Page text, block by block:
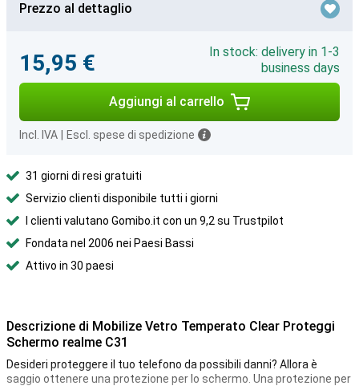
Prezzo al dettaglio
15,95 €
In stock: delivery in 1-3
business days
Aggiungi al carrello
Incl. IVA Escl. spese di spedizione
31 giorni di resi gratuiti
Servizio clienti disponibile tutti i giorni
I clienti valutano Gomibo.it con un 9,2 su Trustpilot
Fondata nel 2006 nei Paesi Bassi
Attivo in 30 paesi
Descrizione di Mobilize Vetro Temperato Clear Proteggi
Schermo realme C31
Desideri proteggere il tuo telefono da possibili danni? Allora è
saggio ottenere una protezione per lo schermo. Una protezione per